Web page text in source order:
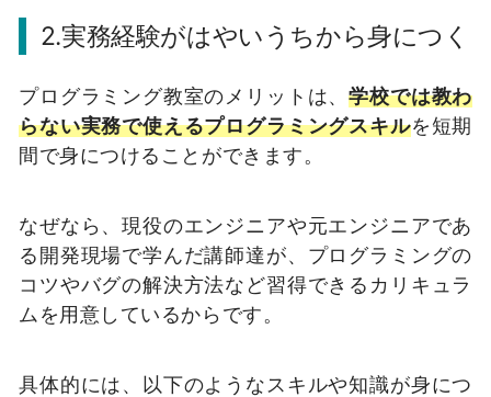
2.実務経験がはやいうちから身につく
プログラミング教室のメリットは、学校では教わ
らない実務で使えるプログラミングスキルを短期
間で身につけることができます。
なぜなら、現役のエンジニアや元エンジニアであ
る開発現場で学んだ講師達が、プログラミングの
コツやバグの解決方法など習得できるカリキュラ
ムを用意しているからです。
具体的には、以下のようなスキルや知識が身につ